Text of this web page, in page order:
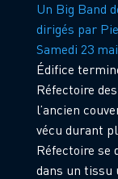
Un Big Band
dirigés par
Samedi 23
Édifice
Réfectoire
l’ancien
vécu durant
Réfectoire se
dans un tissu